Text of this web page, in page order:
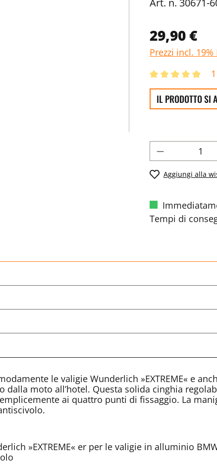
Art. n. 30671-
29,90 €
Prezzi incl.
IL PRODOTTO SI
Aggiungi alla
Tempi di
le valigie Wunderlich »EXTREME« e
moto all’hotel. Questa solida cinghia
ai quattro punti di fissaggio. La
»EXTREME« er per le valigie in alluminio